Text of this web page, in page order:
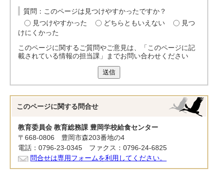
質問：このページは見つけやすかったですか？
見つけやすかった
どちらともいえない
見つ
けにくかった
このページに関するご質問やご意見は、「このページに記
載されている情報の担当課」までお問い合わせください
送信
このページに関する 問合せ
教育委員会 教育総務課 豊岡学校給食センター
〒668-0806 豊岡市森203番地の4
電話：0796-23-0345 ファクス：0796-24-6825
問合せは専用フォームを利用してください。